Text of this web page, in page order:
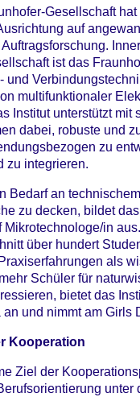
Gesellschaft
auf
ist das
und
multifunktionaler
Institut unterstützt mit
dabei, robuste und
zu
zu integrieren.
Bedarf an
zu decken, bildet
Mikrotechnologe/in
über hundert
als
Schüler für
bietet das
und nimmt am Girls
Kooperation
Ziel der
unter